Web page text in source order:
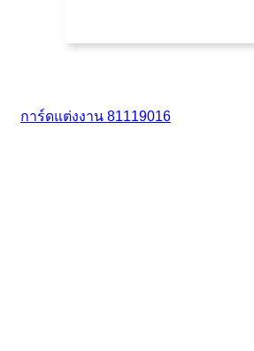
การ์ดแต่งงาน 81119016